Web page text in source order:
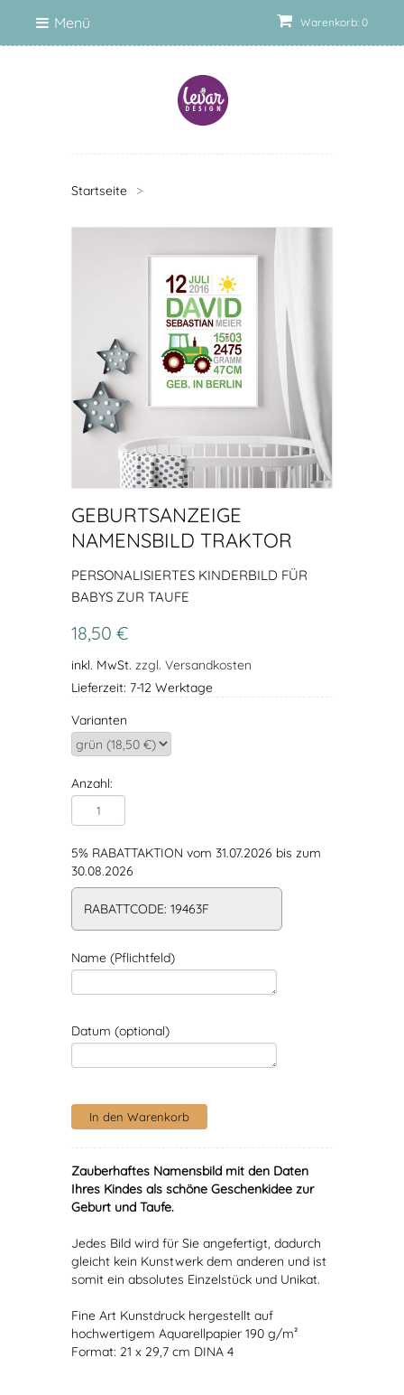
Warenkorb: 0
Menü
Startseite >
GEBURTSANZEIGE
NAMENSBILD TRAKTOR
PERSONALISIERTES KINDERBILD FÜR
BABYS ZUR TAUFE
18,50 €
inkl. MwSt. zzgl. Versandkosten
Lieferzeit: 7-12 Werktage
Varianten
Anzahl:
5% RABATTAKTION vom 31.07.2026 bis zum
30.08.2026
RABATTCODE: 19463F
Name (Pflichtfeld)
Datum (optional)
Zauberhaftes Namensbild mit den Daten
Ihres Kindes als schöne Geschenkidee zur
Geburt und Taufe.
Jedes Bild wird für Sie angefertigt, dadurch
gleicht kein Kunstwerk dem anderen und ist
somit ein absolutes Einzelstück und Unikat.
Fine Art Kunstdruck hergestellt auf
hochwertigem Aquarellpapier 190 g/m²
Format: 21 x 29,7 cm DINA 4